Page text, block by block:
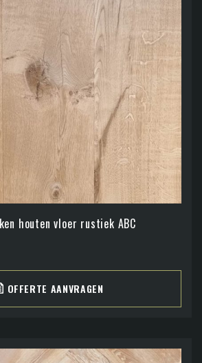
houten vloer rustiek ABC
OFFERTE AANVRAGEN